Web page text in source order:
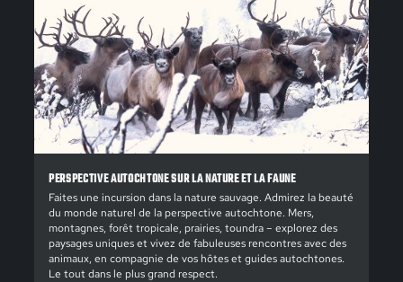
PERSPECTIVE AUTOCHTONE SUR LA NATURE ET LA FAUNE
Faites une incursion dans la nature sauvage. Admirez la beauté
du monde naturel de la perspective autochtone. Mers,
montagnes, forêt tropicale, prairies, toundra – explorez des
paysages uniques et vivez de fabuleuses rencontres avec des
animaux, en compagnie de vos hôtes et guides autochtones.
Le tout dans le plus grand respect.